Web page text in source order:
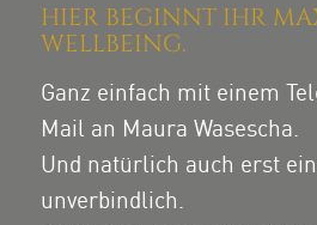
HIER BEGINNT IHR
WELLBEING.
Ganz einfach mit einem
Mail an Maura Wasescha.
Und natürlich auch erst
unverbindlich.